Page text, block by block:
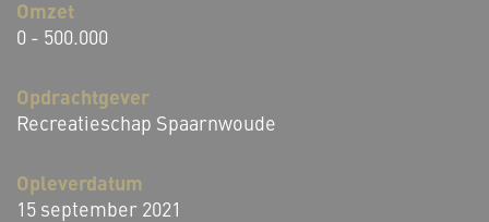
Omzet
0 - 500.000
Opdrachtgever
Recreatieschap Spaarnwoude
Opleverdatum
15 september 2021